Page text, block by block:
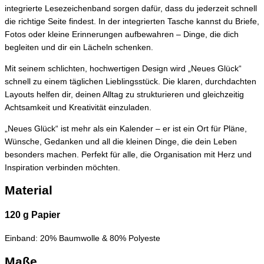
integrierte Lesezeichenband sorgen dafür, dass du jederzeit schnell
die richtige Seite findest. In der integrierten Tasche kannst du Briefe,
Fotos oder kleine Erinnerungen aufbewahren – Dinge, die dich
begleiten und dir ein Lächeln schenken.
Mit seinem schlichten, hochwertigen Design wird „Neues Glück“
schnell zu einem täglichen Lieblingsstück. Die klaren, durchdachten
Layouts helfen dir, deinen Alltag zu strukturieren und gleichzeitig
Achtsamkeit und Kreativität einzuladen.
„Neues Glück“ ist mehr als ein Kalender – er ist ein Ort für Pläne,
Wünsche, Gedanken und all die kleinen Dinge, die dein Leben
besonders machen. Perfekt für alle, die Organisation mit Herz und
Inspiration verbinden möchten.
Material
120 g Papier
Einband: 20% Baumwolle & 80% Polyeste
Maße